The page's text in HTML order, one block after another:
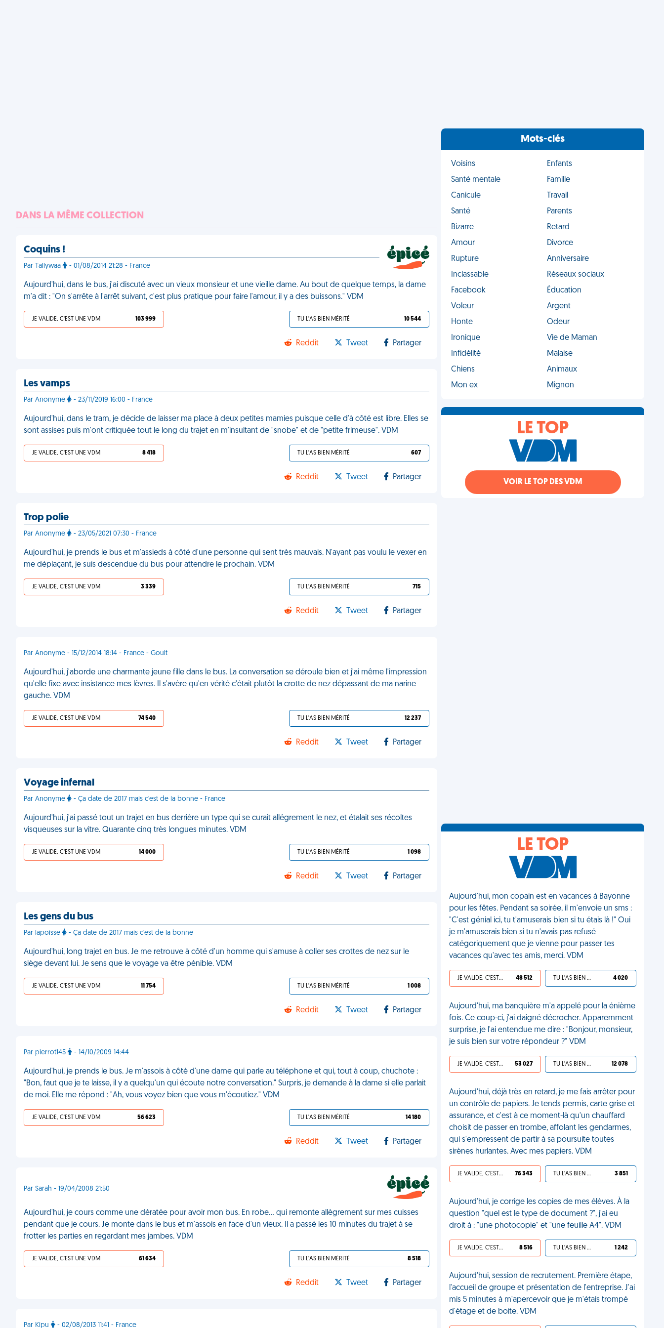
DANS LA MÊME COLLECTION
Coquins !
Par Tallywaa - 01/08/2014 21:28 - France
Aujourd'hui, dans le bus, j'ai discuté avec un vieux monsieur et une vieille dame. Au bout de quelque temps, la dame
m'a dit : "On s'arrête à l'arrêt suivant, c'est plus pratique pour faire l'amour, il y a des buissons." VDM
JE VALIDE, C'EST UNE VDM 103 999 TU L'AS BIEN MÉRITÉ 10 544
Reddit Tweet Partager
Les vamps
Par Anonyme - 23/11/2019 16:00 - France
Aujourd'hui, dans le tram, je décide de laisser ma place à deux petites mamies puisque celle d'à côté est libre. Elles se
sont assises puis m'ont critiquée tout le long du trajet en m'insultant de "snobe" et de "petite frimeuse". VDM
JE VALIDE, C'EST UNE VDM 8 418 TU L'AS BIEN MÉRITÉ 607
Reddit Tweet Partager
Trop polie
Par Anonyme - 23/05/2021 07:30 - France
Aujourd'hui, je prends le bus et m'assieds à côté d'une personne qui sent très mauvais. N'ayant pas voulu le vexer en
me déplaçant, je suis descendue du bus pour attendre le prochain. VDM
JE VALIDE, C'EST UNE VDM 3 339 TU L'AS BIEN MÉRITÉ 715
Reddit Tweet Partager
Par Anonyme - 15/12/2014 18:14 - France - Goult
Aujourd'hui, j'aborde une charmante jeune fille dans le bus. La conversation se déroule bien et j'ai même l'impression
qu'elle fixe avec insistance mes lèvres. Il s'avère qu'en vérité c'était plutôt la crotte de nez dépassant de ma narine
gauche. VDM
JE VALIDE, C'EST UNE VDM 74 540 TU L'AS BIEN MÉRITÉ 12 237
Reddit Tweet Partager
Voyage infernal
Par Anonyme - Ça date de 2017 mais c'est de la bonne - France
Aujourd'hui, j'ai passé tout un trajet en bus derrière un type qui se curait allégrement le nez, et étalait ses récoltes
visqueuses sur la vitre. Quarante cinq très longues minutes. VDM
JE VALIDE, C'EST UNE VDM 14 000 TU L'AS BIEN MÉRITÉ 1 098
Reddit Tweet Partager
Les gens du bus
Par lapoisse - Ça date de 2017 mais c'est de la bonne
Aujourd'hui, long trajet en bus. Je me retrouve à côté d'un homme qui s'amuse à coller ses crottes de nez sur le
siège devant lui. Je sens que le voyage va être pénible. VDM
JE VALIDE, C'EST UNE VDM 11 754 TU L'AS BIEN MÉRITÉ 1 008
Reddit Tweet Partager
Par pierrot145 - 14/10/2009 14:44
Aujourd'hui, je prends le bus. Je m'assois à côté d'une dame qui parle au téléphone et qui, tout à coup, chuchote :
"Bon, faut que je te laisse, il y a quelqu'un qui écoute notre conversation." Surpris, je demande à la dame si elle parlait
de moi. Elle me répond : "Ah, vous voyez bien que vous m'écoutiez." VDM
JE VALIDE, C'EST UNE VDM 56 623 TU L'AS BIEN MÉRITÉ 14 180
Reddit Tweet Partager
Par Sarah - 19/04/2008 21:50
Aujourd'hui, je cours comme une dératée pour avoir mon bus. En robe... qui remonte allègrement sur mes cuisses
pendant que je cours. Je monte dans le bus et m'assois en face d'un vieux. Il a passé les 10 minutes du trajet à se
frotter les parties en regardant mes jambes. VDM
JE VALIDE, C'EST UNE VDM 61 634 TU L'AS BIEN MÉRITÉ 8 518
Reddit Tweet Partager
Par Kipu - 02/08/2013 11:41 - France
Mots-clés
Voisins
Enfants
Santé mentale
Famille
Canicule
Travail
Santé
Parents
Bizarre
Retard
Amour
Divorce
Rupture
Anniversaire
Inclassable
Réseaux sociaux
Facebook
Éducation
Voleur
Argent
Honte
Odeur
Ironique
Vie de Maman
Infidélité
Malaise
Chiens
Animaux
Mon ex
Mignon
LE TOP
VOIR LE TOP DES VDM
LE TOP
Aujourd'hui, mon copain est en vacances à Bayonne
pour les fêtes. Pendant sa soirée, il m'envoie un sms :
"C'est génial ici, tu t'amuserais bien si tu étais là !" Oui
je m'amuserais bien si tu n'avais pas refusé
catégoriquement que je vienne pour passer tes
vacances qu'avec tes amis, merci. VDM
JE VALIDE, C'EST UNE VDM 48 512 TU L'AS BIEN MÉRITÉ 4 020
Aujourd'hui, ma banquière m'a appelé pour la énième
fois. Ce coup-ci, j'ai daigné décrocher. Apparemment
surprise, je l'ai entendue me dire : "Bonjour, monsieur,
je suis bien sur votre répondeur ?" VDM
JE VALIDE, C'EST UNE VDM 53 027 TU L'AS BIEN MÉRITÉ 12 078
Aujourd'hui, déjà très en retard, je me fais arrêter pour
un contrôle de papiers. Je tends permis, carte grise et
assurance, et c'est à ce moment-là qu'un chauffard
choisit de passer en trombe, affolant les gendarmes,
qui s'empressent de partir à sa poursuite toutes
sirènes hurlantes. Avec mes papiers. VDM
JE VALIDE, C'EST UNE VDM 76 343 TU L'AS BIEN MÉRITÉ 3 851
Aujourd'hui, je corrige les copies de mes élèves. À la
question "quel est le type de document ?", j'ai eu
droit à : "une photocopie" et "une feuille A4". VDM
JE VALIDE, C'EST UNE VDM 8 516 TU L'AS BIEN MÉRITÉ 1 242
Aujourd'hui, session de recrutement. Première étape,
l'accueil de groupe et présentation de l'entreprise. J'ai
mis 5 minutes à m'apercevoir que je m'étais trompé
d'étage et de boite. VDM